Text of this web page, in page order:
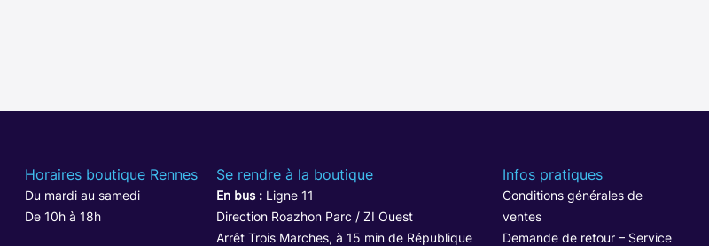
Horaires boutique Rennes
Du mardi au samedi
De 10h à 18h
Se rendre à la boutique
En bus :Ligne 11
Direction Roazhon Parc / ZI Ouest
Arrêt Trois Marches, à 15 min de République
Infos pratiques
Conditions générales de
ventes
Demande de retour – Service